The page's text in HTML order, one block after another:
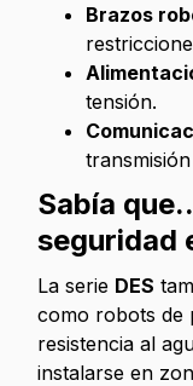
Brazos
tensión.
Sabía
seguridad
La serie DES
como robots de
resistencia al
instalarse en